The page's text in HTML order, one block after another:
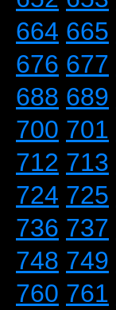
664 665
676 677
688 689
700 701
712 713
724 725
736 737
748 749
760 761